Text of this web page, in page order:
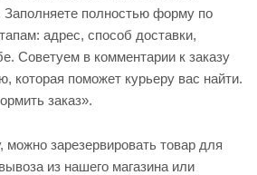
полностью форму по
адрес, способ доставки,
Советуем в комментарии к заказу
которая поможет курьеру вас найти.
заказ».
можно зарезервировать товар для
из нашего магазина или